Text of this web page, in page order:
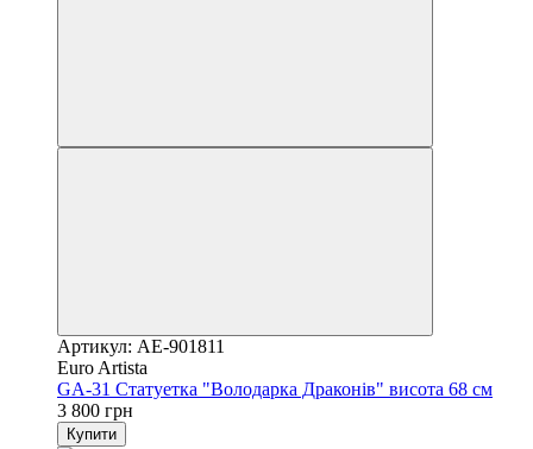
Артикул: AE-901811
Euro Artista
GA-31 Статуетка "Володарка Драконів" висота 68 см
3 800 грн
Купити